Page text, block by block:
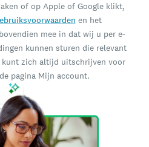
of op Apple of Google klikt,
en het
mee in dat wij u per e-
kunnen sturen die relevant
kunt zich altijd uitschrijven voor
pagina Mijn account.